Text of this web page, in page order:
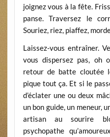
joignez vous à la fête.
panse. Traversez le
Souriez, riez, piaffez,
Laissez-vous entraîner.
vous dispersez pas, oh
retour de batte cloutée
pique tout ça. Et si le
d’éclater une ou deux
un bon guide, un meneur,
artisan au sourire
psychopathe